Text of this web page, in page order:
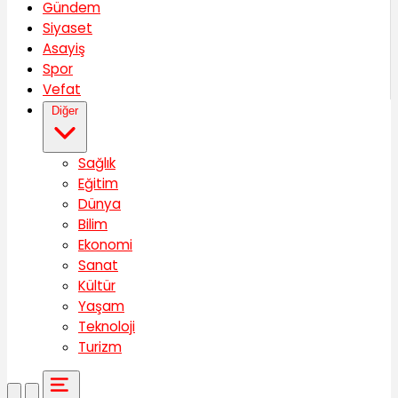
Gündem
Siyaset
Asayiş
Spor
Vefat
Diğer
Sağlık
Eğitim
Dünya
Bilim
Ekonomi
Sanat
Kültür
Yaşam
Teknoloji
Turizm